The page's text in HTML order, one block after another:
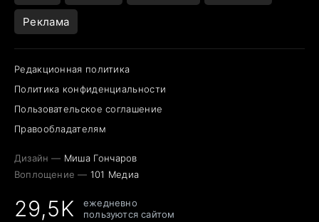
Реклама
Редакционная политика
Политика конфиденциальности
Пользовательское соглашение
Правообладателям
Дизайн — Миша Гончаров
Воплощение — 101 Медиа
29,5K
ежедневно
пользуются сайтом